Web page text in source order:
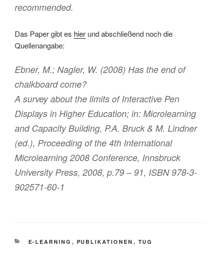
recommended.
Das Paper gibt es hier und abschließend noch die
Quellenangabe:
Ebner, M.; Nagler, W. (2008) Has the end of
chalkboard come?
A survey about the limits of Interactive Pen
Displays in Higher Education; in: Microlearning
and Capacity Building, P.A. Bruck & M. Lindner
(ed.), Proceeding of the 4th International
Microlearning 2008 Conference, Innsbruck
University Press, 2008, p.79 – 91, ISBN 978-3-
902571-60-1
KATEGORIEN
E-LEARNING , PUBLIKATIONEN , TUG